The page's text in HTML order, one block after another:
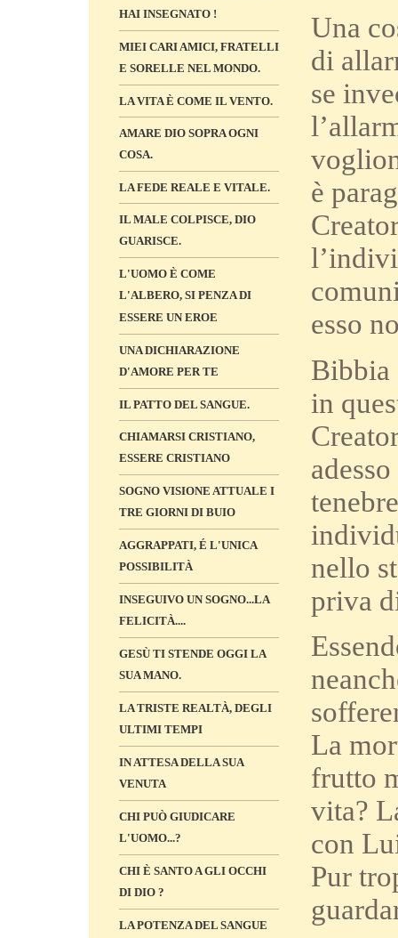
HAI INSEGNATO !
MIEI CARI AMICI, FRATELLI
E SORELLE NEL MONDO.
LA VITA È COME IL VENTO.
AMARE DIO SOPRA OGNI
COSA.
LA FEDE REALE E VITALE.
IL MALE COLPISCE, DIO
GUARISCE.
L'UOMO È COME
L'ALBERO, SI PENZA DI
ESSERE UN EROE
UNA DICHIARAZIONE
D'AMORE PER TE
IL PATTO DEL SANGUE.
CHIAMARSI CRISTIANO,
ESSERE CRISTIANO
SOGNO VISIONE ATTUALE I
TRE GIORNI DI BUIO
AGGRAPPATI, É L'UNICA
POSSIBILITÀ
INSEGUIVO UN SOGNO...LA
FELICITÀ....
GESÙ TI STENDE OGGI LA
SUA MANO.
LA TRISTE REALTÀ, DEGLI
ULTIMI TEMPI
IN ATTESA DELLA SUA
VENUTA
CHI PUÒ GIUDICARE
L'UOMO...?
CHI È SANTO A GLI OCCHI
DI DIO ?
LA POTENZA DEL SANGUE
Una
di
se
è
esso
Bibbia
in
nello
priva
La
frutto
vita?
con
Pur